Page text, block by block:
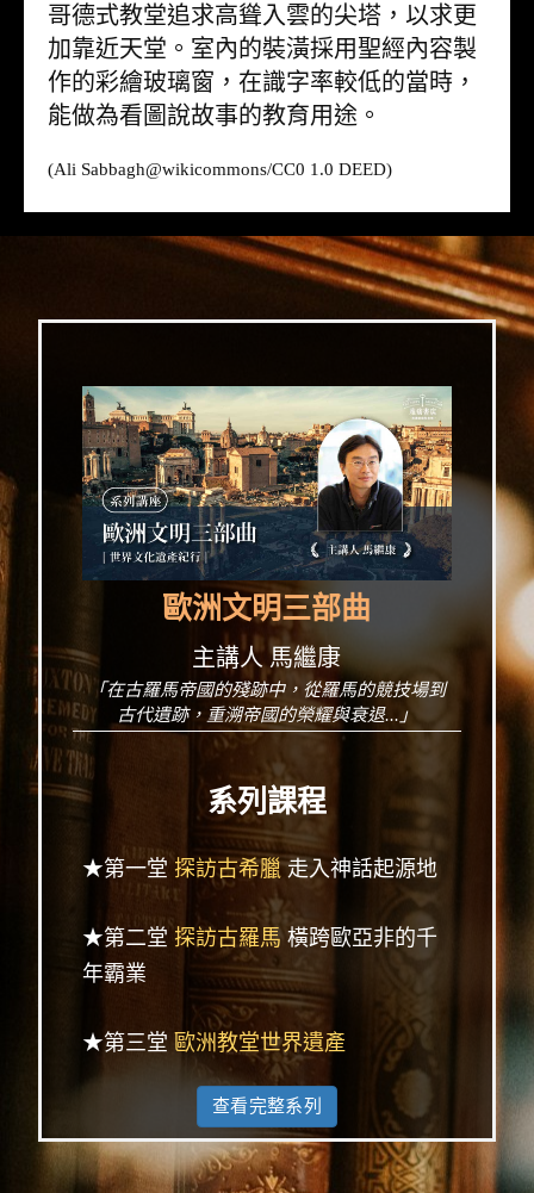
哥德式教堂追求高聳入雲的尖塔，以求更
加靠近天堂。室內的裝潢採用聖經內容製
作的彩繪玻璃窗，在識字率較低的當時，
能做為看圖說故事的教育用途。
(Ali Sabbagh@wikicommons/CC0 1.0 DEED)
歐洲文明三部曲
主講人 馬繼康
「在古羅馬帝國的殘跡中，從羅馬的競技場到
古代遺跡，重溯帝國的榮耀與衰退...」
系列課程
★第一堂 探訪古希臘走入神話起源地
★第二堂 探訪古羅馬橫跨歐亞非的千
年霸業
★第三堂 歐洲教堂世界遺產
查看完整系列